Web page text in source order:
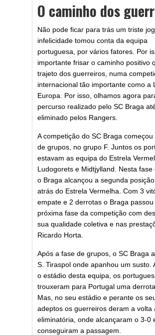
O caminho dos
Não pode ficar para trás um triste
infelicidade tomou conta da equipa
portuguesa, por vários fatores. Por
importante frisar o caminho positivo
trajeto dos guerreiros, numa
internacional tão importante como a
Europa. Por isso, olhamos agora
percurso realizado pelo SC Braga
eliminado pelos Rangers.
A competição do SC Braga começou
de grupos, no grupo F. Juntos os
estavam as equipa do Estrela
Ludogorets e Midtjylland. Nesta fase
o Braga alcançou a segunda
atrás do Estrela Vermelha. Com 3
empate e 2 derrotas o Braga passou
próxima fase da competição com
sua qualidade coletiva e nas
Ricardo Horta.
Após a fase de grupos, o SC Braga
S. Tiraspol onde apanhou um susto.
o estádio desta equipa, os
trouxeram para Portugal uma
Mas, no seu estádio e perante os
adeptos os guerreiros deram a volta
eliminatória, onde alcançaram o 3-0
conseguiram a passagem.